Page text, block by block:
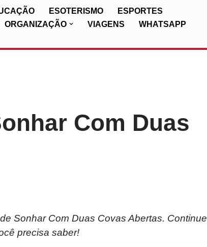
ESOTERISMO
ESPORTES
ORGANIZAÇÃO VIAGENS
WHATSAPP
Com Duas
Sonhar Com Duas Covas Abertas. Continue
precisa saber!